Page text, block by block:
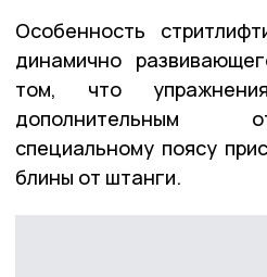
Особенность
динамично
том, что
дополнительным
специальному поясу
блины от штанги.